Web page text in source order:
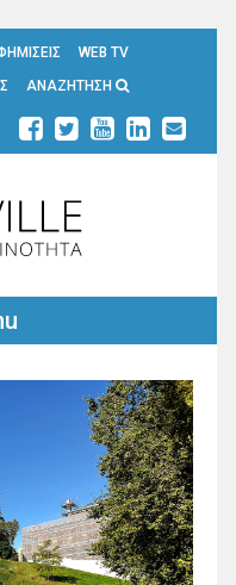
WEB TV
ΑΝΑΖΗΤΗΣΗ